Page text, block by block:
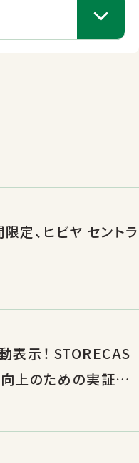
定、ヒビヤ セントラ
示！ STORECAS
上のための実証実